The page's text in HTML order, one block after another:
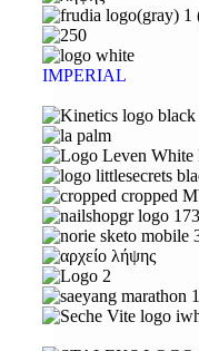
IMPERIAL